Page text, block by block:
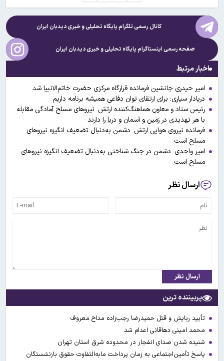
کانال رسمی تلگرام پایگاه تحلیلی و خبریدیدبان ایران
صفحه رسمی اینستاگرام پایگاه تحلیلی و خبریدیدبان ایران
اخبار مرتبط
امیر حیدری جانشین فرمانده قرارگاه مرکزی حضرت خاتم‌الانبیا شد
دریادار سیاری: برای ارتقای توان دفاعی همیشه برنامه داریم
رئیس ستاد و معاون هماهنگ‌کننده ارتش: نیروهای مسلح آمادگی مقابله
با هر تهدیدی در زمین و آسمان و دریا را دارند
فرمانده نیروی هوایی ارتش: دشمن به‌دنبال تضعیف انگیزه نیروهای
مسلح است
امیر واحدی: دشمن در جنگ شناختی به‌دنبال تضعیف انگیزه نیروهای
مسلح است
ارسال نظر
ارسال نظر
پربیننده ترین
تأیید ربایش و قتل حمیدرضا رجب‌زاده مداح معروف
محمد امینی دهاقانی اعدام شد
شنیده شدن صدای انفجار در محدوده شرق استان تهران
پاسخ تأمین‌اجتماعی به زمان پرداخت مابه‌التفاوت حقوق بازنشستگان